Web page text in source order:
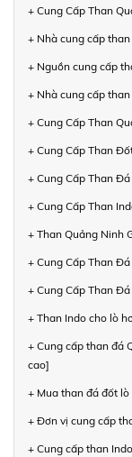
+ Cung Cấp Than
+ Nhà cung cấp
+ Nguồn cung cấp
+ Nhà cung cấp
+ Cung Cấp Than
+ Cung Cấp Than
+ Cung Cấp Than
+ Cung Cấp Than
+ Than Quảng Ninh
+ Cung Cấp Than
+ Cung Cấp Than
+ Than Indo cho lò
+ Cung cấp than đá
cao]
+ Mua than đá đốt
+ Đơn vị cung cấp
+ Cung cấp than